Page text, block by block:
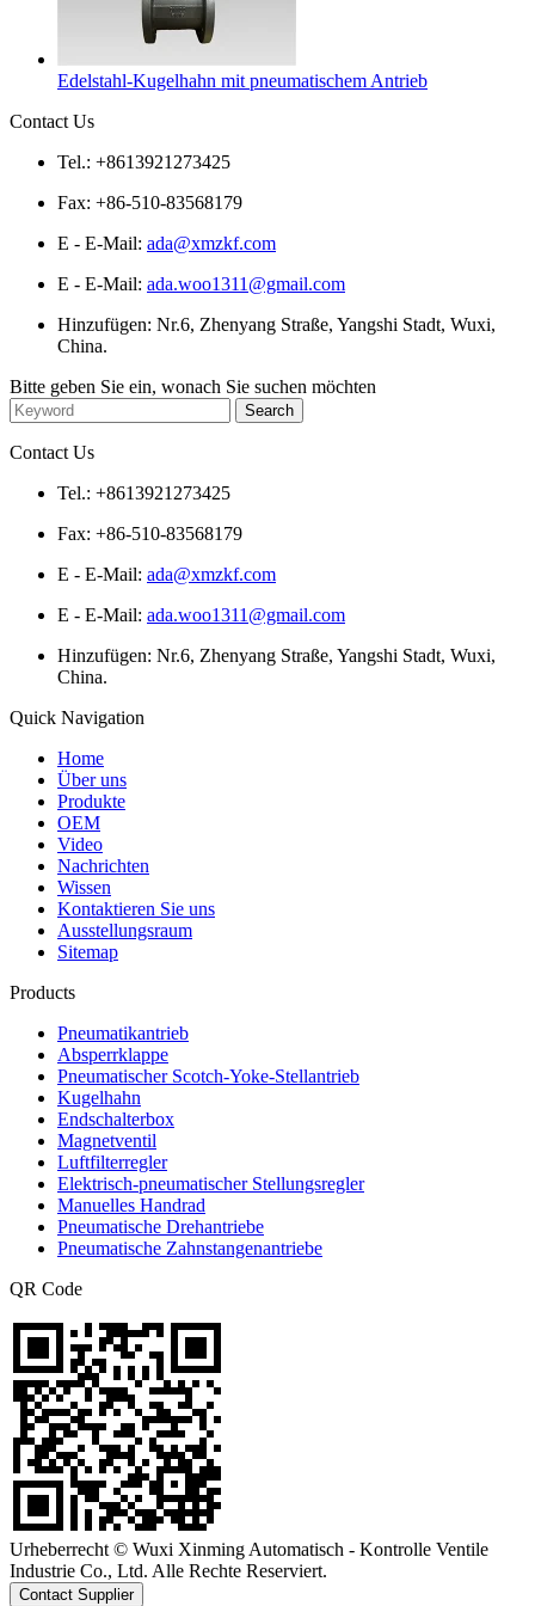
Edelstahl-Kugelhahn mit pneumatischem Antrieb
Contact Us
Tel.: +8613921273425
Fax: +86-510-83568179
E - E-Mail: ada@xmzkf.com
E - E-Mail: ada.woo1311@gmail.com
Hinzufügen: Nr.6, Zhenyang Straße, Yangshi Stadt, Wuxi,
China.
Bitte geben Sie ein, wonach Sie suchen möchten
Contact Us
Tel.: +8613921273425
Fax: +86-510-83568179
E - E-Mail: ada@xmzkf.com
E - E-Mail: ada.woo1311@gmail.com
Hinzufügen: Nr.6, Zhenyang Straße, Yangshi Stadt, Wuxi,
China.
Quick Navigation
Home
Über uns
Produkte
OEM
Video
Nachrichten
Wissen
Kontaktieren Sie uns
Ausstellungsraum
Sitemap
Products
Pneumatikantrieb
Absperrklappe
Pneumatischer Scotch-Yoke-Stellantrieb
Kugelhahn
Endschalterbox
Magnetventil
Luftfilterregler
Elektrisch-pneumatischer Stellungsregler
Manuelles Handrad
Pneumatische Drehantriebe
Pneumatische Zahnstangenantriebe
QR Code
Urheberrecht © Wuxi Xinming Automatisch - Kontrolle Ventile
Industrie Co., Ltd. Alle Rechte Reserviert.
Contact Supplier